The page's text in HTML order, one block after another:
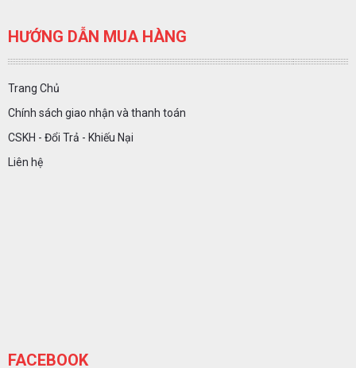
HƯỚNG DẪN MUA HÀNG
Trang Chủ
Chính sách giao nhận và thanh toán
CSKH - Đổi Trả - Khiếu Nại
Liên hệ
FACEBOOK